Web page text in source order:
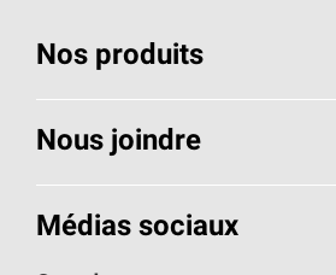
Nos produits
Toiture
Isolants pour usage résidentiel
Nous joindre
Composez le 1 800 438-7465
Médias sociaux